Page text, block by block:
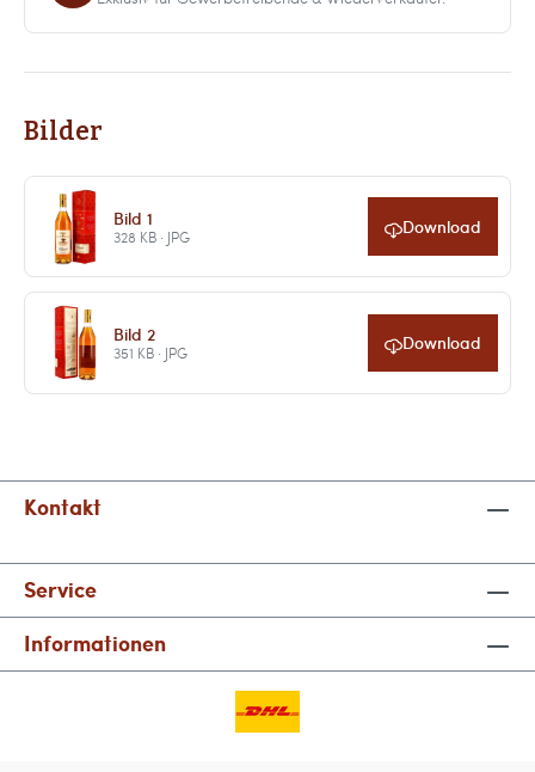
Bilder
Bild 1
328 KB · JPG Download
Bild 2
351 KB · JPG Download
Kontakt
Service
Informationen